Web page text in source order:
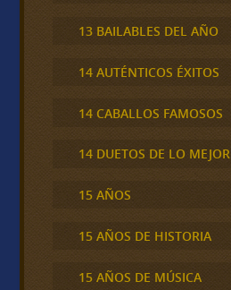
13 BAILABLES DEL AÑO
14 AUTÉNTICOS ÉXITOS
14 CABALLOS FAMOSOS
14 DUETOS DE LO
15 AÑOS
15 AÑOS DE HISTORIA
15 AÑOS DE MÚSICA